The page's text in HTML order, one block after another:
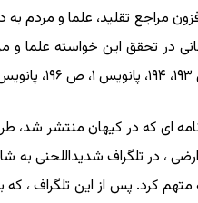
تقلید، علما و مردم به
در تحقق این خواسته علما
این سال ، او در نامه ای که در
در بیستم بهمن ۱۳۴۰ نیز با آغاز برنامه
متهم کرد. پس از این تلگراف ،